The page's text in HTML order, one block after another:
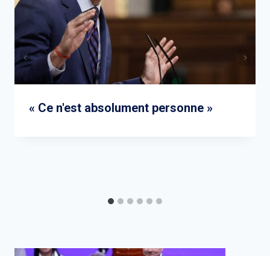
« Ce n'est absolument personne »